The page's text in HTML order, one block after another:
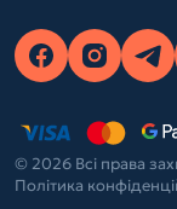
© 2026 Всі права
Політика